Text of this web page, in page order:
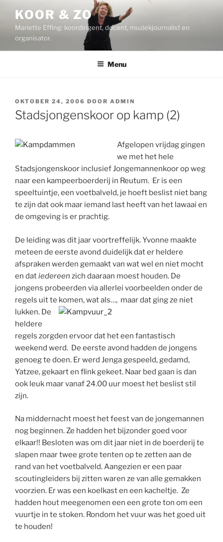
inhoud
KOOR & ZO
Mariette Effing: koordirigent, docent, muziekjournalist en
organisator.
Menu
GEPLAATST
OP
OKTOBER 24, 2006 DOOR ADMIN
Stadsjongenskoor op kamp (2)
Afgelopen vrijdag gingen
we met het hele
Stadsjongenskoor inclusief Jongemannenkoor op weg
naar een kampeerboerderij in Reutum. Er is een
speeltuintje, een voetbalveld, je hoeft beslist niet bang
te zijn dat ook maar iemand last heeft van het lawaai en
de omgeving is er prachtig.
De leiding was dit jaar voortreffelijk. Yvonne maakte
meteen de eerste avond duidelijk dat er heldere
afspraken werden gemaakt van wat wel en niet mocht
en datiedereen zich daaraan moest houden. De
jongens probeerden via allerlei voorbeelden onder de
regels uit te komen, wat als…, maar dat ging ze niet
lukken. De
heldere
regels zorgden ervoor dat het een fantastisch
weekend werd. De eerste avond hadden de jongens
genoeg te doen. Er werd Jenga gespeeld, gedamd,
Yatzee, gekaart en flink gekeet. Naar bed gaan is dan
ook leuk maar vanaf 24.00 uur moest het beslist stil
zijn.
Na middernacht moest het feest van de jongemannen
nog beginnen. Ze hadden het bijzonder goed voor
elkaar!! Besloten was om dit jaar niet in de boerderij te
slapen maar twee grote tenten op te zetten aan de
rand van het voetbalveld. Aangezien er een paar
scoutingleiders bij zitten waren ze van alle gemakken
voorzien. Er was een koelkast en een kacheltje. Ze
hadden hout meegenomen een een grote ton om een
vuurtje in te stoken. Rondom het vuur was het goed uit
te houden!